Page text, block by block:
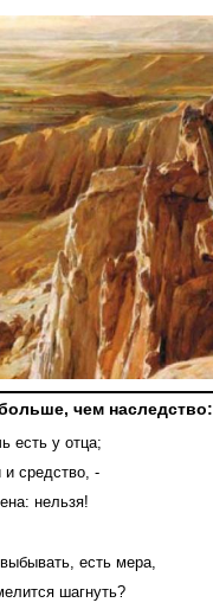
чем наследство:
есть у отца;
средство, -
нельзя!
есть мера,
шагнуть?